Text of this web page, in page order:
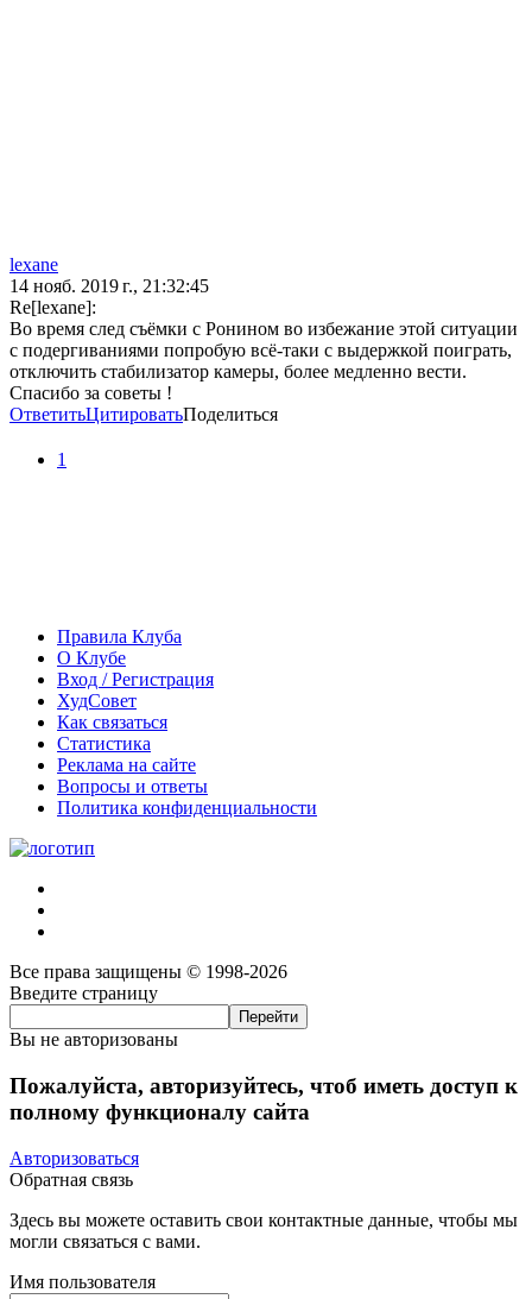
lexane
14 нояб. 2019 г., 21:32:45
Re[lexane]:
Во время след съёмки с Ронином во избежание этой ситуации
с подергиваниями попробую всё-таки с выдержкой поиграть,
отключить стабилизатор камеры, более медленно вести.
Спасибо за советы !
ОтветитьЦитироватьПоделиться
1
Правила Клуба
О Клубе
Вход / Регистрация
ХудСовет
Как связаться
Статистика
Реклама на сайте
Вопросы и ответы
Политика конфиденциальности
Все права защищены © 1998-2026
Введите страницу
Вы не авторизованы
Пожалуйста, авторизуйтесь, чтоб иметь доступ к
полному функционалу сайта
Авторизоваться
Обратная связь
Здесь вы можете оставить свои контактные данные, чтобы мы
могли связаться с вами.
Имя пользователя